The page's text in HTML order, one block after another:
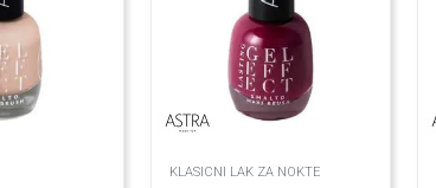
KLASICNI LAK ZA NOKTE